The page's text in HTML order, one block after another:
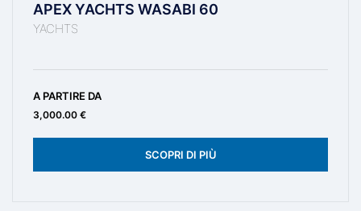
APEX YACHTS WASABI 60
YACHTS
A PARTIRE DA
3,000.00 €
SCOPRI DI PIÙ